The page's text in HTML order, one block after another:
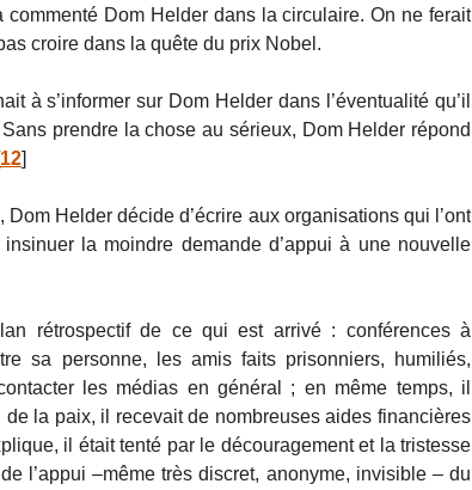
Dom Helder dans la circulaire. On ne ferait
croire dans la quête du prix Nobel.
à s’informer sur Dom Helder dans l’éventualité qu’il
prendre la chose au sérieux, Dom Helder répond
12]
Helder décide d’écrire aux organisations qui l’ont
la moindre demande d’appui à une nouvelle
rétrospectif de ce qui est arrivé : conférences à
sa personne, les amis faits prisonniers, humiliés,
les médias en général ; en même temps, il
la paix, il recevait de nombreuses aides financières
il était tenté par le découragement et la tristesse
l’appui –même très discret, anonyme, invisible – du